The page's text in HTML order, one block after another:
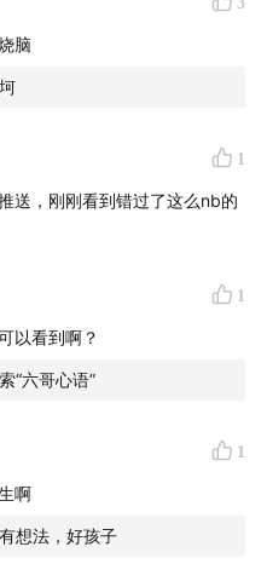
特殊；
分享备考过程；
绍一下经验。
反馈收听感受，添加津津
加入听友群。
脑
1
送，刚刚看到错过了这么nb的
1
以看到啊？
“六哥心语”
1
啊
想法，好孩子